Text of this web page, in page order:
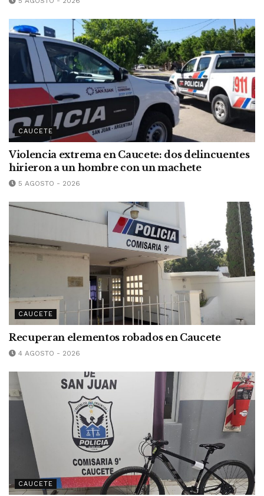
CAUCETE
Violencia extrema en Caucete: dos delincuentes
hirieron a un hombre con un machete
5 AGOSTO - 2026
CAUCETE
Recuperan elementos robados en Caucete
4 AGOSTO - 2026
CAUCETE